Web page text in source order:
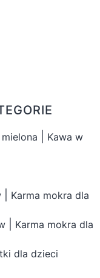
Kawa w
Karma mokra dla
Karma mokra dla
dla dzieci